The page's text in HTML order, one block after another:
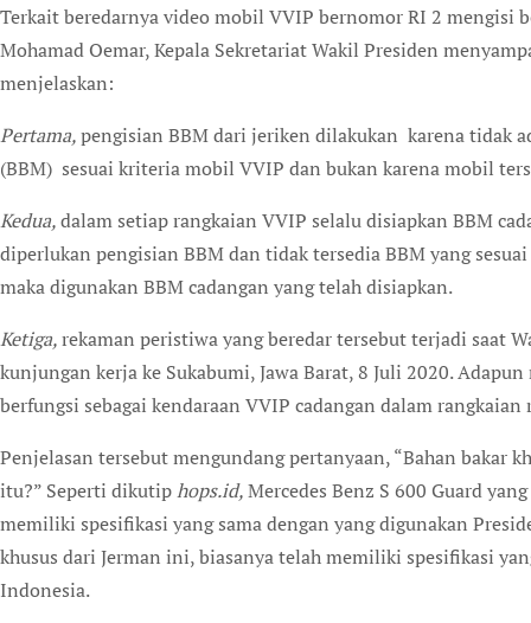
Terkait beredarnya video mobil VVIP bernomor RI 2
Mohamad Oemar, Kepala Sekretariat Wakil Presiden
menjelaskan:
Pertama,pengisian BBM dari jeriken dilakukan karena tidak
(BBM) sesuai kriteria mobil VVIP dan bukan karena mobil
Kedua,dalam setiap rangkaian VVIP selalu disiapkan BBM
diperlukan pengisian BBM dan tidak tersedia BBM yang
maka digunakan BBM cadangan yang telah disiapkan.
Ketiga,rekaman peristiwa yang beredar tersebut terjadi saat
kunjungan kerja ke Sukabumi, Jawa Barat, 8 Juli 2020.
berfungsi sebagai kendaraan VVIP cadangan dalam rangkaian
Penjelasan tersebut mengundang pertanyaan, “Bahan bakar
itu?” Seperti dikutiphops.id,Mercedes Benz S 600 Guard
memiliki spesifikasi yang sama dengan yang digunakan
khusus dari Jerman ini, biasanya telah memiliki spesifikasi
Indonesia.